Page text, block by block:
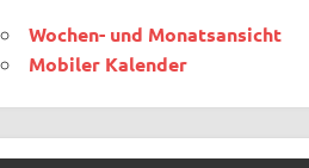
Wochen- und Monatsansicht
Mobiler Kalender